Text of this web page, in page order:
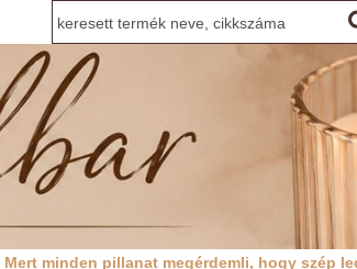
Mert minden pillanat megérdemli, hogy szép